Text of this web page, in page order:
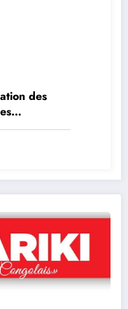
des
recrutés par